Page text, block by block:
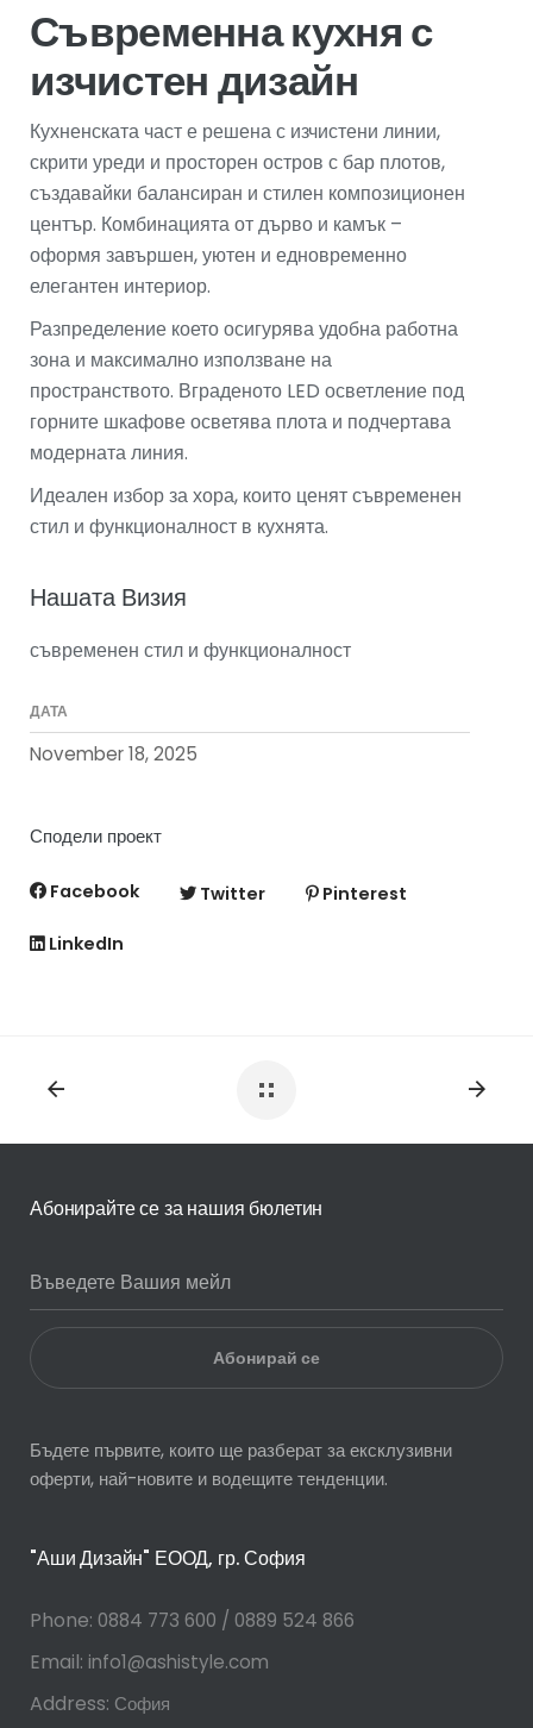
Съвременна кухня с
изчистен дизайн
Кухненската част е решена с изчистени линии,
скрити уреди и просторен остров с бар плотов,
създавайки балансиран и стилен композиционен
център. Комбинацията от дърво и камък –
оформя завършен, уютен и едновременно
елегантен интериор.
Разпределение което осигурява удобна работна
зона и максимално използване на
пространството. Вграденото LED осветление под
горните шкафове осветява плота и подчертава
модерната линия.
Идеален избор за хора, които ценят съвременен
стил и функционалност в кухнята.
Нашата Визия
съвременен стил и функционалност
ДАТА
November 18, 2025
Сподели проект
Facebook Twitter Pinterest
LinkedIn
Абонирайте се за нашия бюлетин
Абонирай се
Бъдете първите, които ще разберат за ексклузивни
оферти, най-новите и водещите тенденции.
"Аши Дизайн" ЕООД, гр. София
Phone: 0884 773 600 / 0889 524 866
Email: info1@ashistyle.com
Address: София